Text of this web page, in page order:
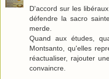
D'accord sur les
défendre la sacro
merde.
Quand aux études,
Montsanto, qu'elles
réactualiser, rajouter
convaincre.